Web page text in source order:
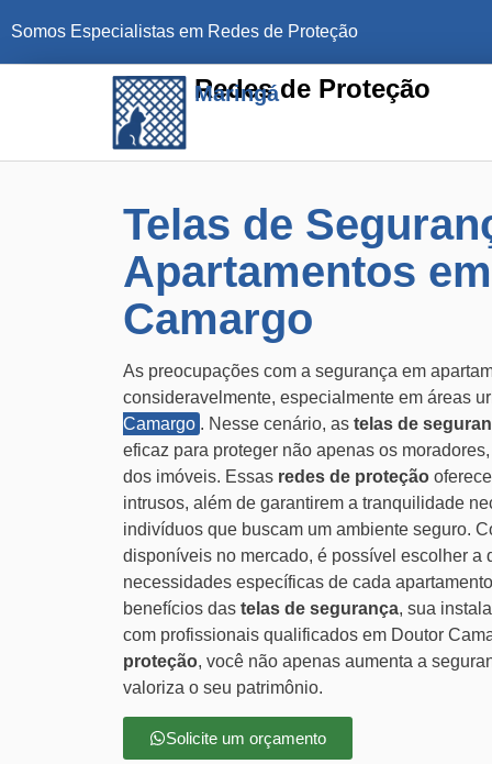
Somos Especialistas em Redes de Proteção
Redes de Proteção
Maringá
Telas de
Apartamentos
Camargo
As preocupações com a segurança em
consideravelmente, especialmente em áreas
Camargo . Nesse cenário, as telas de
eficaz para proteger não apenas os
dos imóveis. Essas redes de proteção
intrusos, além de garantirem a tranquilidade
indivíduos que buscam um ambiente seguro.
disponíveis no mercado, é possível escolher a
necessidades específicas de cada
benefícios das telas de segurança, sua
com profissionais qualificados em Doutor
proteção, você não apenas aumenta a
valoriza o seu patrimônio.
Solicite um orçamento